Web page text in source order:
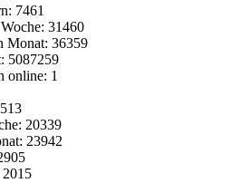
7461
31460
Monat: 36359
5087259
online: 1
20339
23942